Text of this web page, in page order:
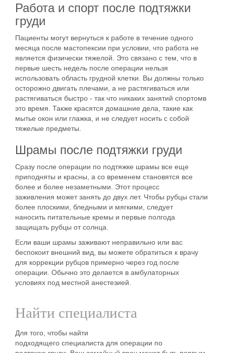
Работа и спорт после подтяжки
груди
Пациенты могут вернуться к работе в течение одного
месяца после мастопексии при условии, что работа не
является физически тяжелой . Это связано с тем, что в
первые шесть недель после операции нельзя
использовать область грудной клетки. Вы должны только
осторожно двигать плечами, а не растягиваться или
растягиваться быстро - так что никаких занятий спортомв
это время. Также красятся домашние дела, такие как
мытье окон или глажка, и не следует носить с собой
тяжелые предметы.
Шрамы после подтяжки груди
Сразу после операции по подтяжке шрамы все еще
приподняты и красны, а со временем становятся все
более и более незаметными. Этот процесс
заживления может занять до двух лет. Чтобы рубцы стали
более плоскими, бледными и мягкими, следует
наносить питательные кремы и первые полгода
защищать рубцы отсолнца
Если ваши шрамы заживают неправильно или вас
беспокоит внешний вид, вы можете обратиться к врачу
для коррекции рубцов примерно через год после
операции. Обычно это делается в амбулаторных
условиях под местной анестезией.
Найти специалиста
Для того, чтобы найти
подходящего специалиста для операции по